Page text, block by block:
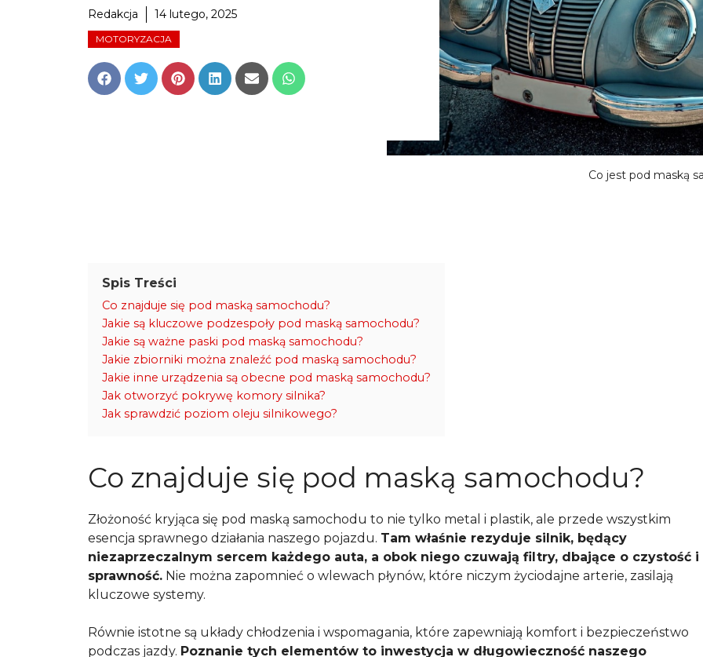
Redakcja 14 lutego, 2025
MOTORYZACJA
Share
on
Share
on
Share
on
Share
on
Share
on
Share
on
Co jest pod maską
Spis Treści
Co znajduje się pod maską samochodu?
Jakie są kluczowe podzespoły pod maską samochodu?
Jakie są ważne paski pod maską samochodu?
Jakie zbiorniki można znaleźć pod maską samochodu?
Jakie inne urządzenia są obecne pod maską samochodu?
Jak otworzyć pokrywę komory silnika?
Jak sprawdzić poziom oleju silnikowego?
Co znajduje się pod maską samochodu?
Złożoność kryjąca się pod maską samochodu to nie tylko metal i plastik, ale przede wszystkim
esencja sprawnego działania naszego pojazdu. Tam właśnie rezyduje silnik, będący
niezaprzeczalnym sercem każdego auta, a obok niego czuwają filtry, dbające o czystość i
sprawność. Nie można zapomnieć o wlewach płynów, które niczym życiodajne arterie, zasilają
kluczowe systemy.
Równie istotne są układy chłodzenia i wspomagania, które zapewniają komfort i bezpieczeństwo
podczas jazdy. Poznanie tych elementów to inwestycja w długowieczność naszego